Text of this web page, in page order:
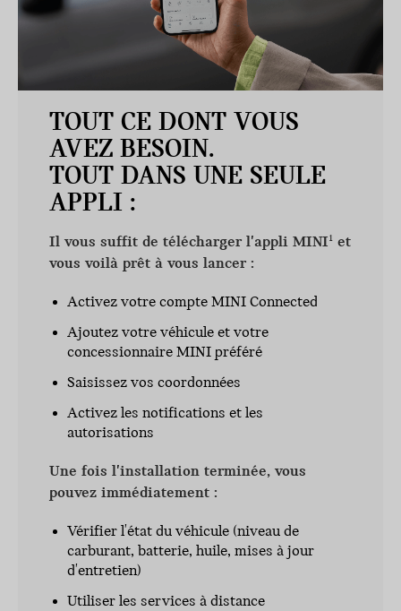
TOUT CE DONT VOUS
AVEZ BESOIN.
TOUT DANS UNE SEULE
APPLI :
Il vous suffit de télécharger l'appli MINI 1
et
vous voilà prêt à vous lancer :
Activez votre compte MINI Connected
Ajoutez votre véhicule et votre
concessionnaire MINI préféré
Saisissez vos coordonnées
Activez les notifications et les
autorisations
Une fois l'installation terminée, vous
pouvez immédiatement :
Vérifier l'état du véhicule (niveau de
carburant, batterie, huile, mises à jour
d'entretien)
Utiliser les services à distance